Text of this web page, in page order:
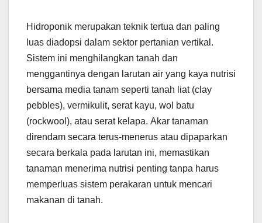
Hidroponik merupakan teknik tertua dan paling
luas diadopsi dalam sektor pertanian vertikal.
Sistem ini menghilangkan tanah dan
menggantinya dengan larutan air yang kaya nutrisi
bersama media tanam seperti tanah liat (clay
pebbles), vermikulit, serat kayu, wol batu
(rockwool), atau serat kelapa. Akar tanaman
direndam secara terus-menerus atau dipaparkan
secara berkala pada larutan ini, memastikan
tanaman menerima nutrisi penting tanpa harus
memperluas sistem perakaran untuk mencari
makanan di tanah.